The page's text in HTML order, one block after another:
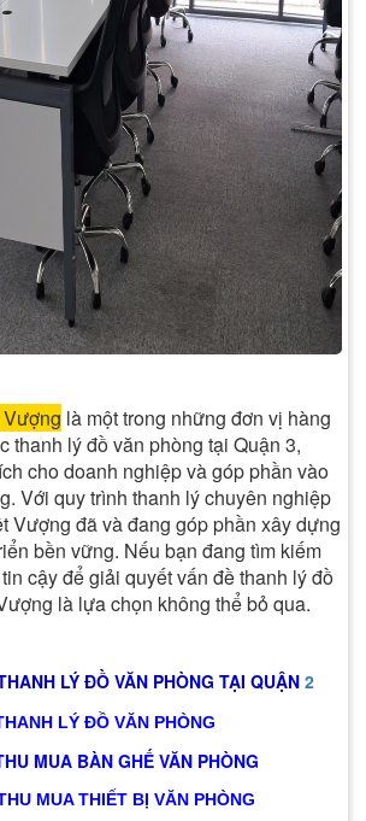
là một trong những đơn vị hàng
thanh lý đồ văn phòng tại Quận 3,
cho doanh nghiệp và góp phần vào
Với quy trình thanh lý chuyên nghiệp
Vượng đã và đang góp phần xây dựng
bền vững. Nếu bạn đang tìm kiếm
cậy để giải quyết vấn đề thanh lý đồ
là lựa chọn không thể bỏ qua.
HANH LÝ ĐỒ VĂN PHÒNG TẠI QUẬN 2
LÝ ĐỒ VĂN PHÒNG
MUA BÀN GHẾ VĂN PHÒNG
MUA THIẾT BỊ VĂN PHÒNG